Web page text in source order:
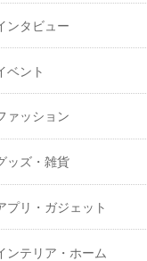
ンタビュー
ベント
ァッション
ッズ・雑貨
プリ・ガジェット
ンテリア・ホーム